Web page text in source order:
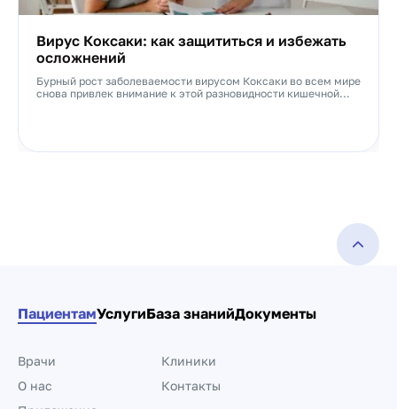
Вирус Коксаки: как защититься и избежать
осложнений
Бурный рост заболеваемости вирусом Коксаки во всем мире
снова привлек внимание к этой разновидности кишечной...
ПациентамУслугиБаза знанийДокументы
Врачи
Клиники
О нас
Контакты